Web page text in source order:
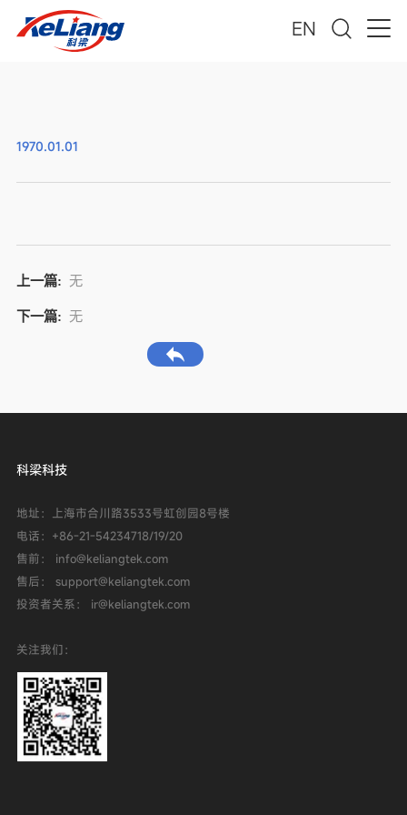
EN
1970.01.01
上一篇: 无
下一篇: 无
科梁科技
地址：上海市合川路3533号虹创园8号楼
电话： +86-21-54234718/19/20
售前： info@keliangtek.com
售后： support@keliangtek.com
投资者关系： ir@keliangtek.com
关注我们：